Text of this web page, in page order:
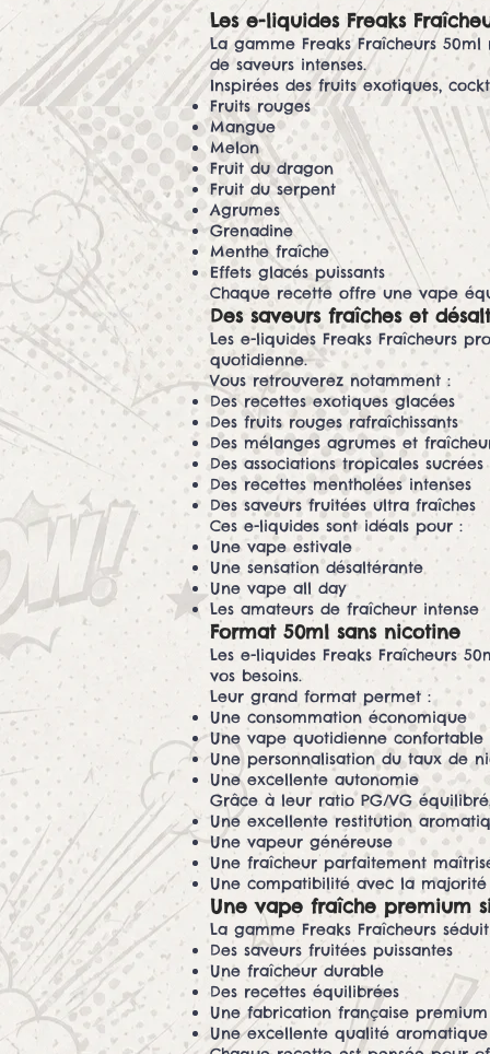
Les e-liquides Freaks
La gamme Freaks Fraîcheurs
de saveurs intenses.
Inspirées des fruits exotiques,
Fruits rouges
Mangue
Melon
Fruit du dragon
Fruit du serpent
Agrumes
Grenadine
Menthe fraîche
Effets glacés puissants
Chaque recette offre une vape
Des saveurs fraîches et
Les e-liquides Freaks Fraîcheurs
quotidienne.
Vous retrouverez notamment :
Des recettes exotiques glacées
Des fruits rouges rafraîchissants
Des mélanges agrumes et
Des associations tropicales sucrées
Des recettes mentholées intenses
Des saveurs fruitées ultra fraîches
Ces e-liquides sont idéals pour :
Une vape estivale
Une sensation désaltérante
Une vape all day
Les amateurs de fraîcheur intense
Format 50ml sans nicotine
Les e-liquides Freaks Fraîcheurs
vos besoins.
Leur grand format permet :
Une consommation économique
Une vape quotidienne confortable
Une personnalisation du taux de
Une excellente autonomie
Grâce à leur ratio PG/VG
Une excellente restitution
Une vapeur généreuse
Une fraîcheur parfaitement
Une compatibilité avec la
Une vape fraîche premium
La gamme Freaks Fraîcheurs
Des saveurs fruitées puissantes
Une fraîcheur durable
Des recettes équilibrées
Une fabrication française premium
Une excellente qualité aromatique